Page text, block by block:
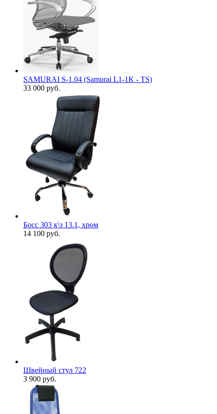
SAMURAI S-1.04 (Samurai L1-1K - TS)
33 000 руб.
Босс 303 к\з 13.1, хром
14 100 руб.
Швейный стул 722
3 900 руб.